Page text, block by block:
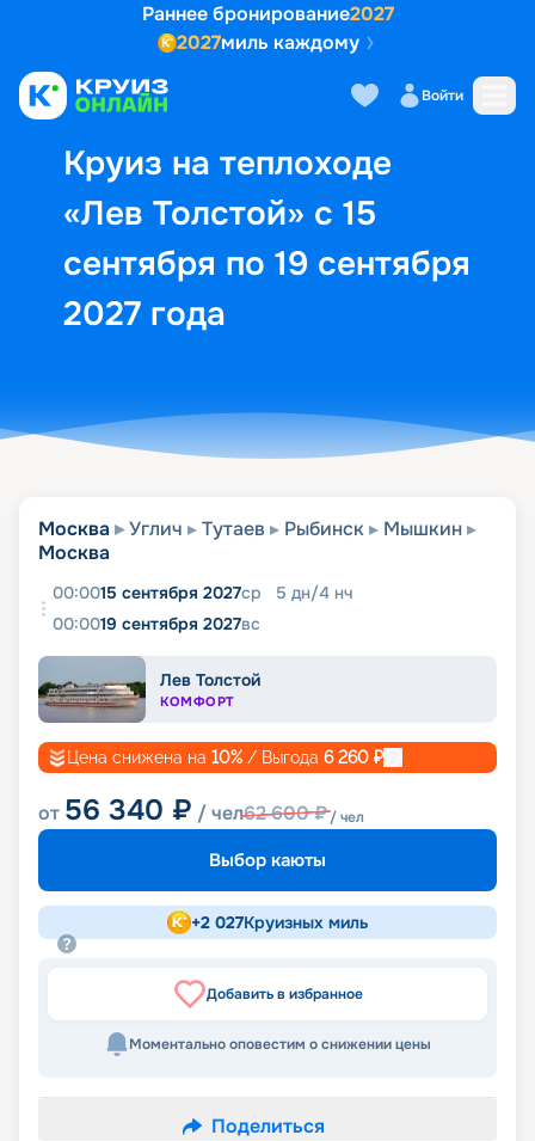
Раннее бронирование2027
2027миль каждому
Войти
Круиз на теплоходе
«Лев Толстой» с 15
сентября по 19 сентября
2027 года
Выбор кают Маршрут и
Москва Углич Тутаев Рыбинск
Мышкин
Москва
00:0015 сентября 2027ср 5 дн/4 нч
00:0019 сентября 2027вс
Лев Толстой
КОМФОРТ
Цена снижена на 10% / Выгода 6 260 ₽
от 56 340 ₽ / чел62 600₽/ чел
Выбор каюты
+2 027Круизных миль
Добавить в избранное
Моментально оповестим о снижении цены
Поделиться